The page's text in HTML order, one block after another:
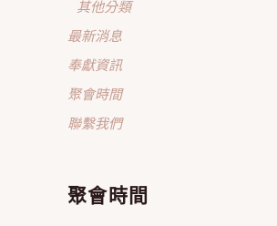
其他分類
最新消息
奉獻資訊
聚會時間
聯繫我們
聚會時間